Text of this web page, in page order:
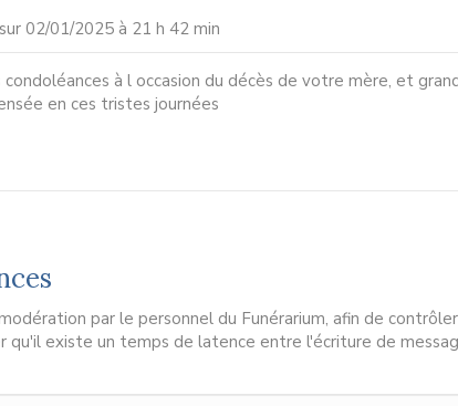
sur 02/01/2025 à 21 h 42 min
à l occasion du décès de votre mère, et
en ces tristes journées
par le personnel du Funérarium, afin de
qu'il existe un temps de latence entre l'écriture de